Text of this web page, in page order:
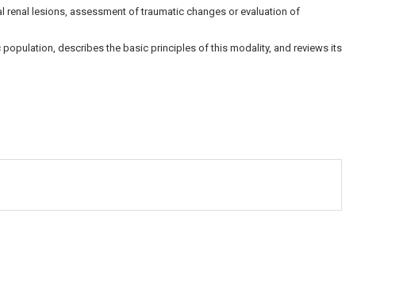
lesions, assessment of traumatic changes or evaluation of
describes the basic principles of this modality, and reviews its